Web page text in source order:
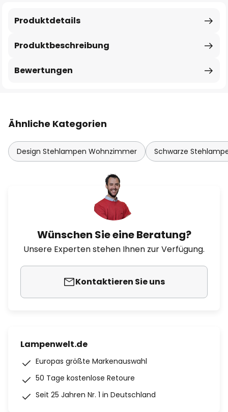
Produktbeschreibung
Produktdetails
Bewertungen
Ähnliche Kategorien
Design Stehlampen Wohnzimmer Schwarze
Wünschen Sie eine Beratung?
Unsere Experten stehen Ihnen zur Verfügung.
Kontaktieren Sie uns
Lampenwelt.de
Europas größte Markenauswahl
50 Tage kostenlose Retoure
Seit 25 Jahren Nr. 1 in Deutschland